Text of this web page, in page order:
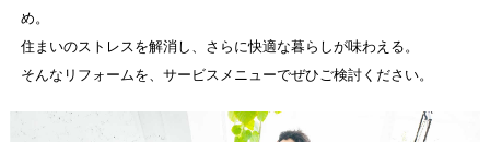
め。
住まいのストレスを解消し、さらに快適な暮らしが味わえる。
そんなリフォームを、サービスメニューでぜひご検討ください。